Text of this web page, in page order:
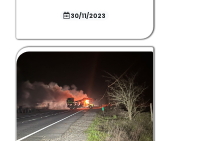
30/11/2023